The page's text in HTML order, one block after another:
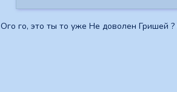
Ого го, это ты то уже Не доволен Гришей